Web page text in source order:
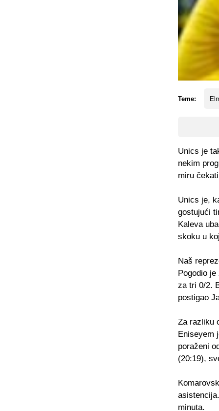
Teme:
Unics je
nekim
miru
Unics je,
gostujući
Kaleva
skoku u
Naš
Pogodio
za tri 0/2.
postigao
Za razliku
Eniseyem
poraženi
(20:19),
minuta.